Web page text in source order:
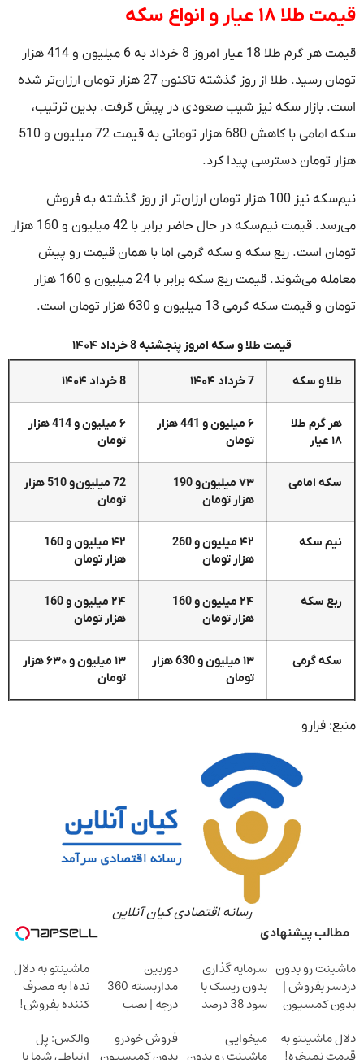
قیمت طلا ۱۸ عیار و انواع سکه
قیمت هر گرم طلا 18 عیار امروز 8 خرداد به 6 میلیون و 414 هزار
تومان رسید. طلا از روز گذشته تاکنون 27 هزار تومان ارزان‌تر شده
است. بازار سکه نیز شیب صعودی در پیش گرفت. بدین ترتیب،
سکه امامی با کاهش 680 هزار تومانی به قیمت 72 میلیون و 510
هزار تومان دسترسی پیدا کرد.
نیم‌سکه نیز 100 هزار تومان ارزان‌تر از روز گذشته به فروش
می‌رسد. قیمت نیم‌سکه در حال حاضر برابر با 42 میلیون و 160 هزار
تومان است. ربع سکه و سکه گرمی اما با همان قیمت رو پیش
معامله می‌شوند. قیمت ربع سکه برابر با 24 میلیون و 160 هزار
تومان و قیمت سکه گرمی 13 میلیون و 630 هزار تومان است.
قیمت طلا و سکه امروز پنجشنبه 8 خرداد ۱۴۰۴
طلا و سکه 7 خرداد ۱۴۰۴ 8 خرداد ۱۴۰۴
هر گرم طلا
۱۸ عیار
۶ میلیون و 441 هزار
تومان
۶ میلیون و 414 هزار
تومان
سکه امامی
۷۳ میلیون و 190
هزار تومان
72 میلیون و 510 هزار
تومان
نیم سکه
۴۲ میلیون و 260
هزار تومان
۴۲ میلیون و 160
هزار تومان
ربع سکه
۲۴ میلیون و 160
هزار تومان
۲۴ میلیون و 160
هزار تومان
سکه گرمی
۱۳ میلیون و 630 هزار
تومان
۱۳ میلیون و ۶۳۰ هزار
تومان
منبع: فرارو
رسانه اقتصادی کیان آنلاین
مطالب پیشنهادی
ماشینت رو بدون
دردسر بفروش |
بدون کمسیون
سرمایه گذاری
بدون ریسک با
سود 38 درصد
دوربین
مداربسته 360
درجه | نصب
ماشینتو به دلال
نده! به مصرف
کننده بفروش!
یک تماس
دلال ماشینتو به
میخوایی
فروش خودرو
والکس: پل